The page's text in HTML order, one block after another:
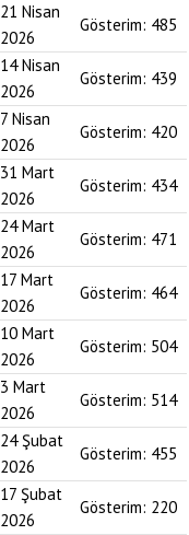
21 Nisan
2026
Gösterim: 485
14 Nisan
2026
Gösterim: 439
7 Nisan
2026
Gösterim: 420
31 Mart
2026
Gösterim: 434
24 Mart
2026
Gösterim: 471
17 Mart
2026
Gösterim: 464
10 Mart
2026
Gösterim: 504
3 Mart
2026
Gösterim: 514
24 Şubat
2026
Gösterim: 455
17 Şubat
2026
Gösterim: 220